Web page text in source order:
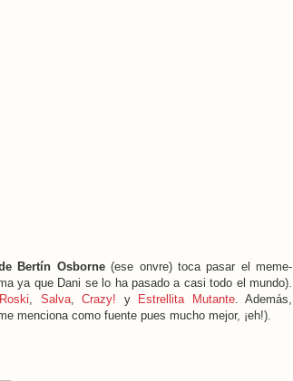
Bertín Osborne(ese onvre) toca pasar el meme-
ya que Dani se lo ha pasado a casi todo el mundo).
Roski, Salva,Crazy! y Estrellita Mutante. Además,
menciona como fuente pues mucho mejor, ¡eh!).